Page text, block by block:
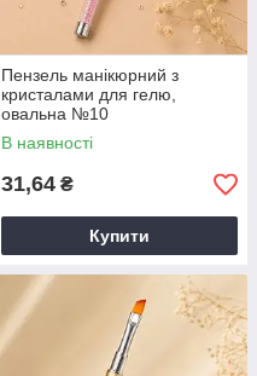
Пензель манікюрний з
кристалами для гелю,
овальна №10
В наявності
31,64 ₴
Купити